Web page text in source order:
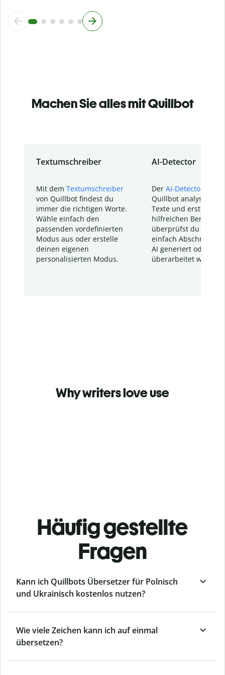
Machen Sie alles mit Quillbot
Textumschreiber
Mit dem Textumschreiber
von Quillbot findest du
immer die richtigen Worte.
Wähle einfach den
passenden vordefinierten
Modus aus oder erstelle
deinen eigenen
personalisierten Modus.
AI-Detector
Der AI-Detector
Quillbot analysiert
Texte und erstellt
hilfreichen Bericht.
überprüfst du
einfach Abschnitte,
AI generiert oder
überarbeitet wurden.
Why writers love use
Häufig gestellte
Fragen
Kann ich Quillbots Übersetzer für Polnisch
und Ukrainisch kostenlos nutzen?
Wie viele Zeichen kann ich auf einmal
übersetzen?